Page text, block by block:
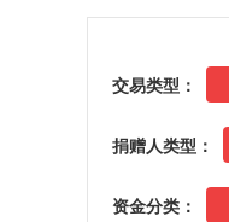
交易类型：
捐赠人类型：
资金分类：